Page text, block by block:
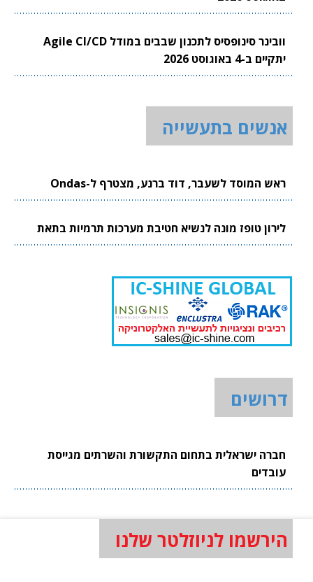
וובינר סינופסיס לתכנון שבבים במודל Agile CI/CD
יתקיים ב-4 באוגוסט 2026
אנשים בתעשייה
ראש המוסד לשעבר, דוד ברנע, מצטרף ל-Ondas
לירון טופז מונה לנשיא חטיבת מערכות תרמיות בתאת
דרושים
חברה ישראלית בתחום התקשורת והשרתים מגייסת
עובדים
הירשמו לניוזלטר שלנו